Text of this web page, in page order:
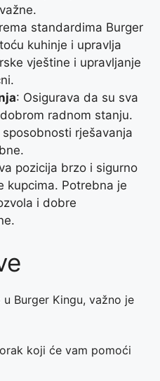
standardima Burger
kuhinje i upravlja
vještine i upravljanje
: Osigurava da su sva
radnom stanju.
rješavanja
pozicija brzo i sigurno
kupcima. Potrebna je
i dobre
Burger Kingu, važno je
koji će vam pomoći